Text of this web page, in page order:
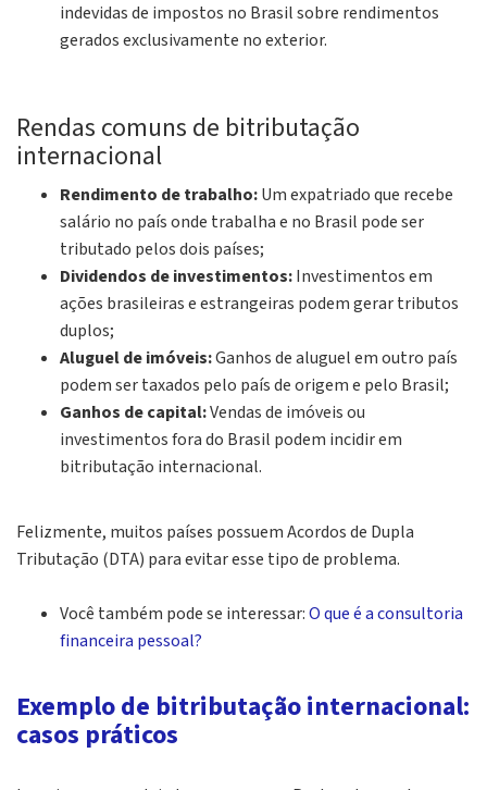
indevidas de impostos no Brasil sobre rendimentos
gerados exclusivamente no exterior.
Rendas comuns de bitributação
internacional
Rendimento de trabalho:Um expatriado que recebe
salário no país onde trabalha e no Brasil pode ser
tributado pelos dois países;
Dividendos de investimentos:Investimentos em
ações brasileiras e estrangeiras podem gerar tributos
duplos;
Aluguel de imóveis:Ganhos de aluguel em outro país
podem ser taxados pelo país de origem e pelo Brasil;
Ganhos de capital:Vendas de imóveis ou
investimentos fora do Brasil podem incidir em
bitributação internacional.
Felizmente, muitos países possuem Acordos de Dupla
Tributação (DTA) para evitar esse tipo de problema.
Você também pode se interessar:O que é a consultoria
financeira pessoal?
Exemplo de bitributação internacional:
casos práticos